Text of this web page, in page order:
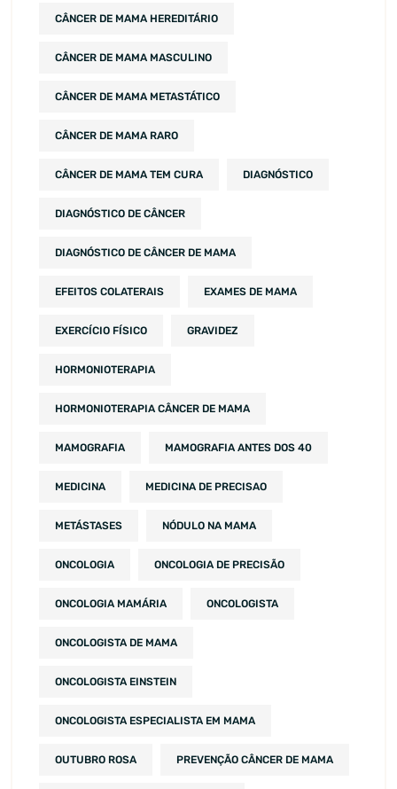
CÂNCER DE MAMA HEREDITÁRIO
CÂNCER DE MAMA MASCULINO
CÂNCER DE MAMA METASTÁTICO
CÂNCER DE MAMA RARO
CÂNCER DE MAMA TEM CURA DIAGNÓSTICO
DIAGNÓSTICO DE CÂNCER
DIAGNÓSTICO DE CÂNCER DE MAMA
EFEITOS COLATERAIS EXAMES DE MAMA
EXERCÍCIO FÍSICO GRAVIDEZ
HORMONIOTERAPIA
HORMONIOTERAPIA CÂNCER DE MAMA
MAMOGRAFIA MAMOGRAFIA ANTES DOS 40
MEDICINA MEDICINA DE PRECISAO
METÁSTASES NÓDULO NA MAMA
ONCOLOGIA ONCOLOGIA DE PRECISÃO
ONCOLOGIA MAMÁRIA ONCOLOGISTA
ONCOLOGISTA DE MAMA
ONCOLOGISTA EINSTEIN
ONCOLOGISTA ESPECIALISTA EM MAMA
OUTUBRO ROSA PREVENÇÃO CÂNCER DE MAMA